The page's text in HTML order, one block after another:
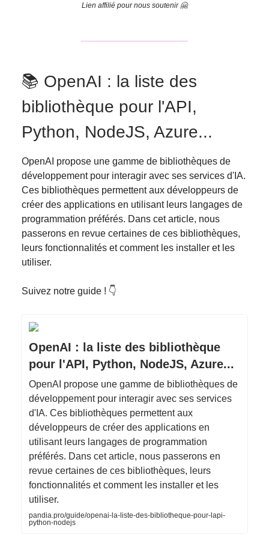
Lien affilié pour nous soutenir 🤗
📚 OpenAI : la liste des
bibliothèque pour l'API,
Python, NodeJS, Azure...
OpenAI propose une gamme de bibliothèques de
développement pour interagir avec ses services d'IA.
Ces bibliothèques permettent aux développeurs de
créer des applications en utilisant leurs langages de
programmation préférés. Dans cet article, nous
passerons en revue certaines de ces bibliothèques,
leurs fonctionnalités et comment les installer et les
utiliser.
Suivez notre guide ! 👇️
OpenAI : la liste des bibliothèque
pour l'API, Python, NodeJS, Azure...
OpenAI propose une gamme de bibliothèques de
développement pour interagir avec ses services
d'IA. Ces bibliothèques permettent aux
développeurs de créer des applications en
utilisant leurs langages de programmation
préférés. Dans cet article, nous passerons en
revue certaines de ces bibliothèques, leurs
fonctionnalités et comment les installer et les
utiliser.
pandia.pro/guide/openai-la-liste-des-bibliotheque-pour-lapi-
python-nodejs